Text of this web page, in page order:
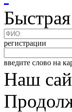
регистрации
введите слово на
Наш